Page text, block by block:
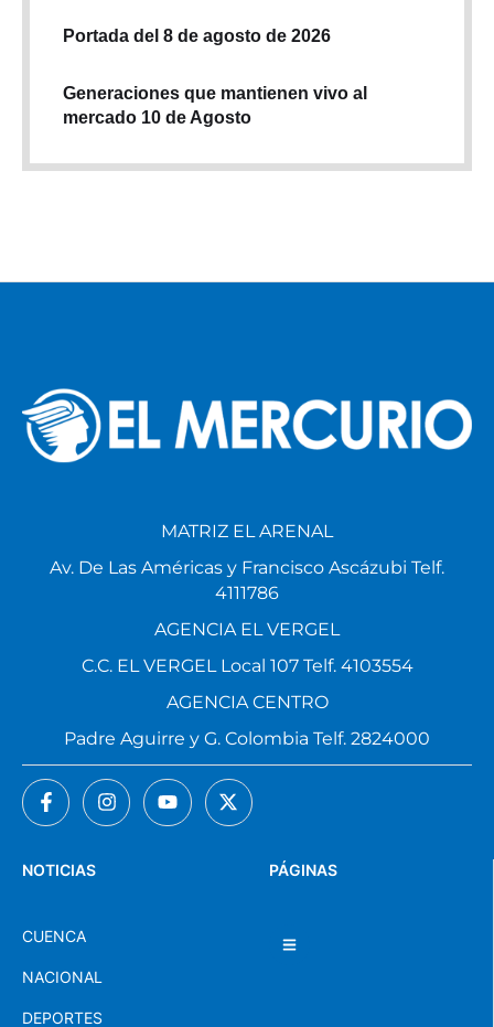
Portada del 8 de agosto de 2026
Generaciones que mantienen vivo al
mercado 10 de Agosto
PÁGINAS
NOTICIAS
CUENCA
NACIONAL
DEPORTES
MATRIZ EL ARENAL
Av. De Las Américas y Francisco Ascázubi Telf.
4111786
AGENCIA EL VERGEL
C.C. EL VERGEL Local 107 Telf. 4103554
AGENCIA CENTRO
Padre Aguirre y G. Colombia Telf. 2824000